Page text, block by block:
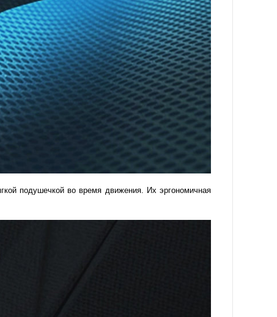
подушечкой во время движения. Их эргономичная